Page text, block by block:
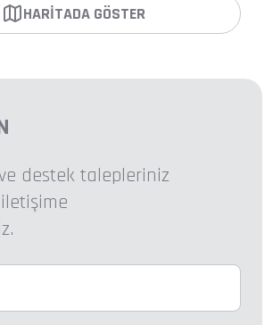
HARITADA GÖSTER
destek talepleriniz